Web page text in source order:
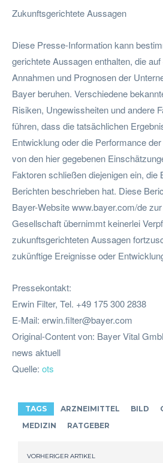
Zukunftsgerichtete Aussagen
Diese Presse-Information kann
gerichtete Aussagen enthalten, die
Annahmen und Prognosen der
Bayer beruhen. Verschiedene
Risiken, Ungewissheiten und andere
führen, dass die tatsächlichen
Entwicklung oder die Performance
von den hier gegebenen
Faktoren schließen diejenigen ein, die
Berichten beschrieben hat. Diese
Bayer-Website www.bayer.com/de
Gesellschaft übernimmt keinerlei
zukunftsgerichteten Aussagen
zukünftige Ereignisse oder
Pressekontakt:
Erwin Filter, Tel. +49 175 300 2838
E-Mail: erwin.filter@bayer.com
Original-Content von: Bayer Vital
news aktuell
Quelle: ots
TAGS ARZNEIMITTEL BILD
MEDIZIN
RATGEBER
VORHERIGER ARTIKEL